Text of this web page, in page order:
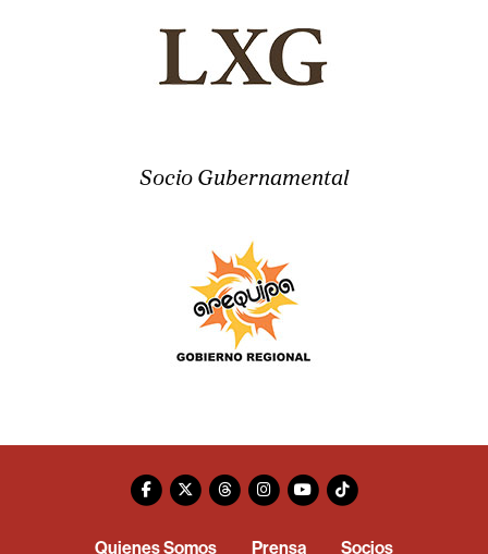
Socio Gubernamental
Quienes Somos Prensa Socios